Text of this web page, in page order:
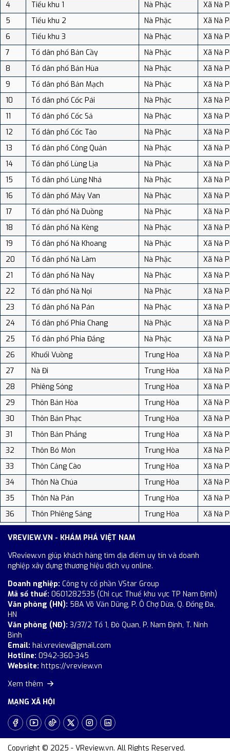
4
Tiểu khu 1 Nà Phặc
Xã Nà
5
Tiểu khu 2 Nà Phặc
Xã Nà
6
Tiểu khu 3 Nà Phặc
Xã Nà
7
Tổ dân phố Bản Cầy Nà Phặc
Xã Nà
8
Tổ dân phố Bản Hùa Nà Phặc
Xã Nà
9
Tổ dân phố Bản Mạch Nà Phặc
Xã Nà
10
Tổ dân phố Cốc Pái Nà Phặc
Xã Nà
11
Tổ dân phố Cốc Sả Nà Phặc
Xã Nà
12
Tổ dân phố Cốc Tào Nà Phặc
Xã Nà
13
Tổ dân phố Công Quản Nà Phặc
Xã Nà
14
Tổ dân phố Lùng Lịa Nà Phặc
Xã Nà
15
Tổ dân phố Lùng Nhá Nà Phặc
Xã Nà
16
Tổ dân phố Mảy Van Nà Phặc
Xã Nà
17
Tổ dân phố Nà Duồng Nà Phặc
Xã Nà
18
Tổ dân phố Nà Kèng Nà Phặc
Xã Nà
19
Tổ dân phố Nà Khoang Nà Phặc
Xã Nà
20
Tổ dân phố Nà Làm Nà Phặc
Xã Nà
21
Tổ dân phố Nà Này Nà Phặc
Xã Nà
22
Tổ dân phố Nà Nọi Nà Phặc
Xã Nà
23
Tổ dân phố Nà Pán Nà Phặc
Xã Nà
24
Tổ dân phố Phia Chang Nà Phặc
Xã Nà
25
Tổ dân phố Phia Đắng Nà Phặc
Xã Nà
26
Khuổi Vuồng Trung Hòa
Xã Nà
27
Nà Đi Trung Hòa
Xã Nà
28
Phiêng Sỏng Trung Hòa
Xã Nà
29
Thôn Bản Hòa Trung Hòa
Xã Nà
30
Thôn Bản Phạc Trung Hòa
Xã Nà
31
Thôn Bản Phắng Trung Hòa
Xã Nà
32
Thôn Bó Mòn Trung Hòa
Xã Nà
33
Thôn Cảng Cào Trung Hòa
Xã Nà
34
Thôn Nà Chúa Trung Hòa
Xã Nà
35
Thôn Nà Pán Trung Hòa
Xã Nà
36
Thôn Phiêng Sảng Trung Hòa Xã Nà
VREVIEW.VN - KHÁM PHÁ VIỆT NAM
VReview.vn giúp khách hàng tìm địa điểm uy tín và doanh
nghiệp xây dựng thương hiệu dịch vụ online.
Doanh nghiệp: Công ty cổ phần VStar Group
Mã số thuế: 0601282535 (Chi cục Thuế khu vực TP Nam Định)
Văn phòng (HN): 58A Võ Văn Dũng, P. Ô Chợ Dừa, Q. Đống Đa,
HN
Văn phòng (NĐ): 3/37/2 Tổ 1, Đò Quan, P. Nam Định, T. Ninh
Bình
Email: hai.vreview@gmail.com
Hotline: 0942-360-345
Website: https://vreview.vn
Xem thêm
MẠNG XÃ HỘI
Copyright © 2025 - VReview.vn. All Rights Reserved.